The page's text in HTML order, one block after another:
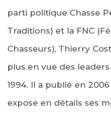
parti politique Chasse
Traditions) et la FNC
Chasseurs), Thierry
plus en vue des
1994. Il a publié en
expose en détails ses